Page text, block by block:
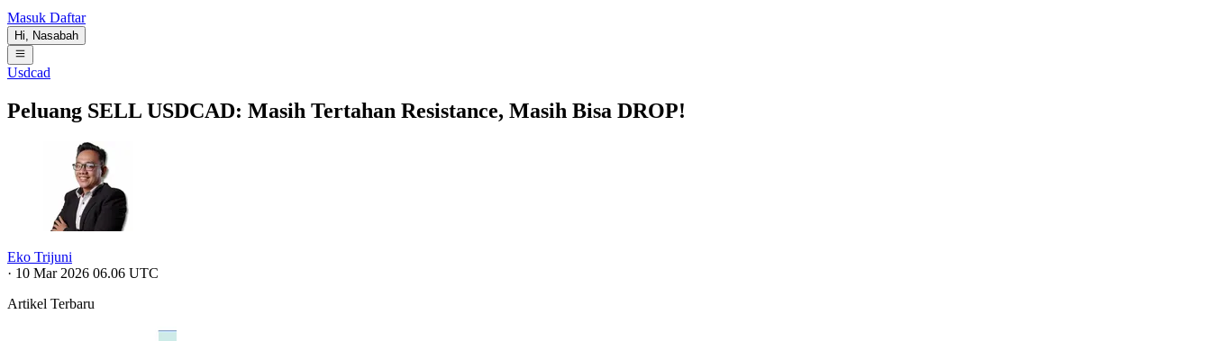
Masuk Daftar
Hi, Nasabah
Usdcad
Peluang SELL USDCAD: Masih Tertahan Resistance, Masih Bisa DROP!
Eko Trijuni
· 10 Mar 2026 06.06 UTC
Artikel Terbaru